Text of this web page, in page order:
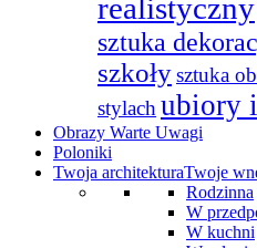
realistyczny
sztuka
szkołysztuka
stylach ubiory
Obrazy Warte Uwagi
Poloniki
Twoja architekturaTwoje
Rodzinna
W
W kuchni